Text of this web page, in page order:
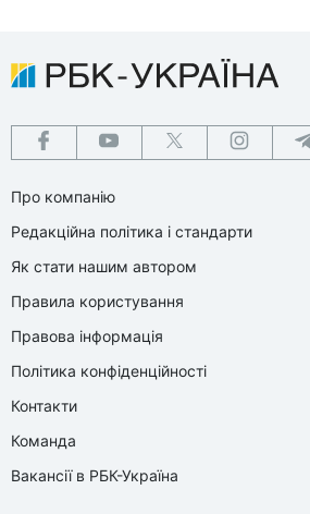
Про компанію
Редакційна політика і стандарти
Як стати нашим автором
Правила користування
Правова інформація
Політика конфіденційності
Контакти
Команда
Вакансії в РБК-Україна